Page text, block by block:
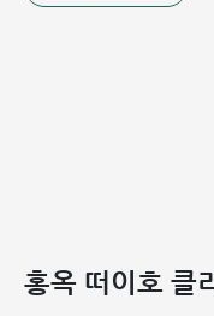
홍옥 떠이호 클